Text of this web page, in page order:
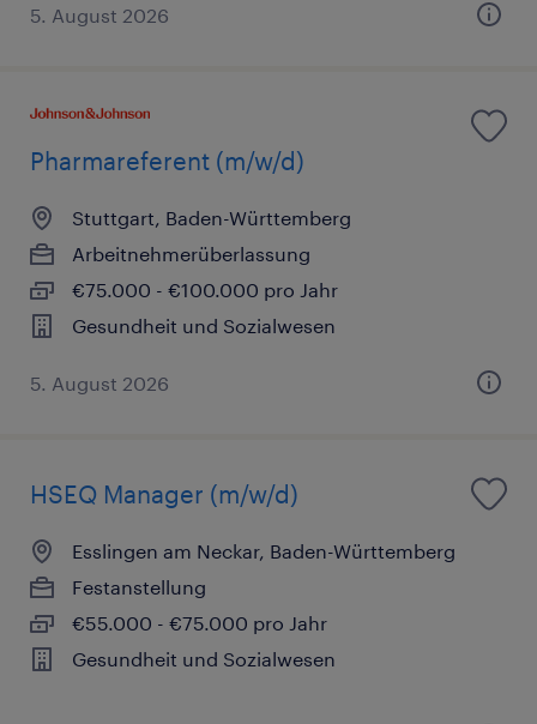
5. August 2026
Pharmareferent (m/w/d)
Stuttgart, Baden-Württemberg
Arbeitnehmerüberlassung
€75.000 - €100.000 pro Jahr
Gesundheit und Sozialwesen
5. August 2026
HSEQ Manager (m/w/d)
Esslingen am Neckar, Baden-Württemberg
Festanstellung
€55.000 - €75.000 pro Jahr
Gesundheit und Sozialwesen